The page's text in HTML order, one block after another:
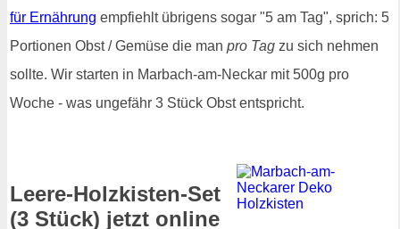
für Ernährung empfiehlt übrigens sogar "5 am Tag", sprich: 5
Portionen Obst / Gemüse die man pro Tag zu sich nehmen
sollte. Wir starten in Marbach-am-Neckar mit 500g pro
Woche - was ungefähr 3 Stück Obst entspricht.
Leere-Holzkisten-Set
(3 Stück) jetzt online